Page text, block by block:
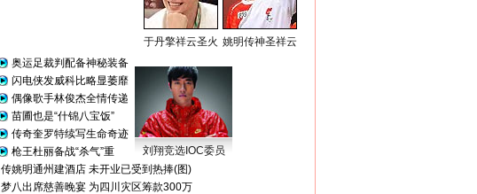
于丹擎祥云圣火 姚明传神圣祥云
奥运足裁判配备神秘装备
闪电侠发威科比略显萎靡
偶像歌手林俊杰全情传递
苗圃也是“什锦八宝饭”
传奇奎罗特续写生命奇迹
枪王杜丽备战“杀气”重
刘翔竞选IOC委员
传姚明通州建酒店 未开业已受到热捧(图)
梦八出席慈善晚宴 为四川灾区筹款300万